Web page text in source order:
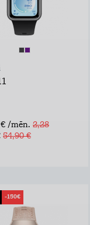
€ /mēn. 2,28
54,90 €
-150€